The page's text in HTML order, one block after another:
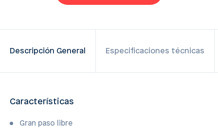
Descripción General Especificaciones técnicas
Características
Gran paso libre